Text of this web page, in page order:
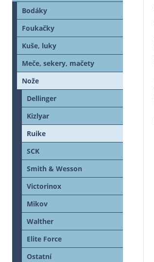
Bodáky
Foukačky
Kuše, luky
Meče, sekery, mačety
Nože
Dellinger
Kizlyar
Ruike
SCK
Smith & Wesson
Victorinox
Mikov
Walther
Elite Force
Ostatní